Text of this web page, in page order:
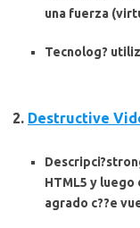
una fuerza
Tecnolog?
2. Destructive
HTML5 y luego
agrado c??e